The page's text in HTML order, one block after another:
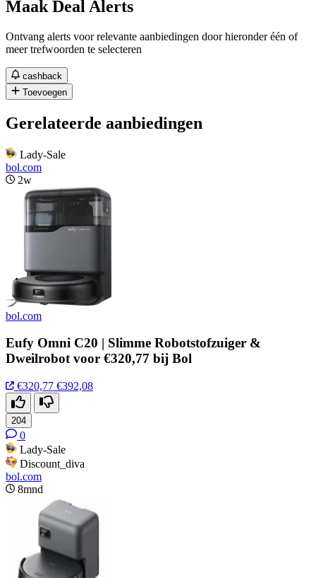
Maak Deal Alerts
Ontvang alerts voor relevante aanbiedingen door hieronder één of
meer trefwoorden te selecteren
cashback
Toevoegen
Gerelateerde aanbiedingen
Lady-Sale
bol.com
2w
bol.com
Eufy Omni C20 | Slimme Robotstofzuiger &
Dweilrobot voor €320,77 bij Bol
€320,77 €392,08
204
0
Lady-Sale
Discount_diva
bol.com
8mnd